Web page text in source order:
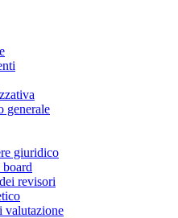
generale
giuridico
revisori
valutazione